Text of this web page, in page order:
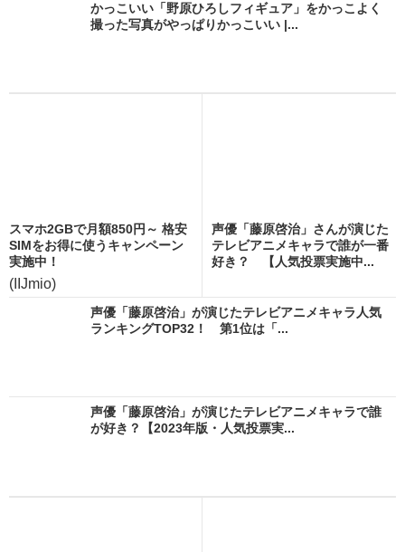
かっこいい「野原ひろしフィギュア」をかっこよく
撮った写真がやっぱりかっこいい |...
スマホ2GBで月額850円～ 格安
SIMをお得に使うキャンペーン
実施中！
(IIJmio)
声優「藤原啓治」さんが演じた
テレビアニメキャラで誰が一番
好き？ 【人気投票実施中...
声優「藤原啓治」が演じたテレビアニメキャラ人気
ランキングTOP32！ 第1位は「...
声優「藤原啓治」が演じたテレビアニメキャラで誰
が好き？【2023年版・人気投票実...